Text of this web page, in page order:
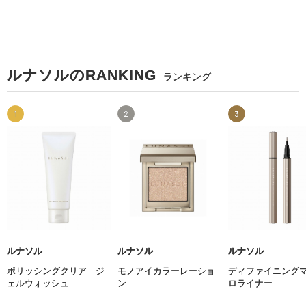
ルナソルのRANKING ランキング
1
ルナソル
ポリッシングクリア ジ
ェルウォッシュ
2
ルナソル
モノアイカラーレーショ
ン
3
ルナソル
ディファイニング
ロライナー